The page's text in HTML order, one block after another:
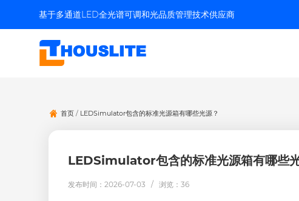
基于多通道LED全光谱可调和光品质管理技术供应商
首页/ LEDSimulator包含的标准光源箱有哪些光源？
LEDSimulator包含的标准光源箱有哪些
发布时间：2026-07-03 / 浏览：36